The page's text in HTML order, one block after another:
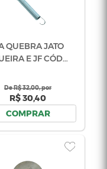
CÓD